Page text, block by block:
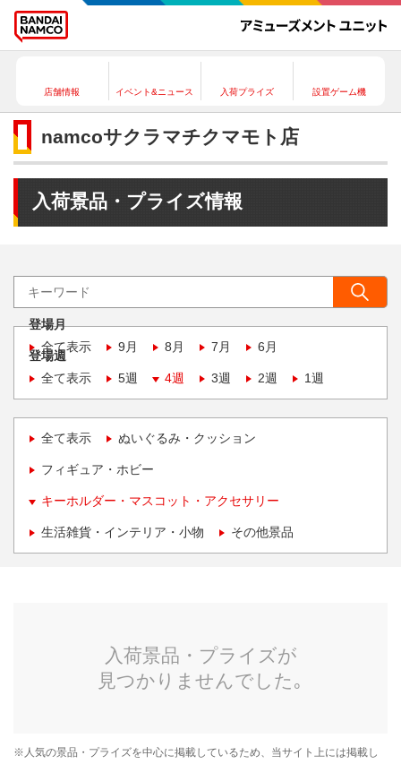
店舗情報 イベント&ニュース 入荷プライズ 設置ゲーム機
namcoサクラマチクマモト店
入荷景品・プライズ情報
登場月
全て表示
9月 8月 7月 6月
登場週
全て表示
5週 4週 3週 2週 1週
全て表示 ぬいぐるみ・クッション
フィギュア・ホビー
キーホルダー・マスコット・アクセサリー
生活雑貨・インテリア・小物 その他景品